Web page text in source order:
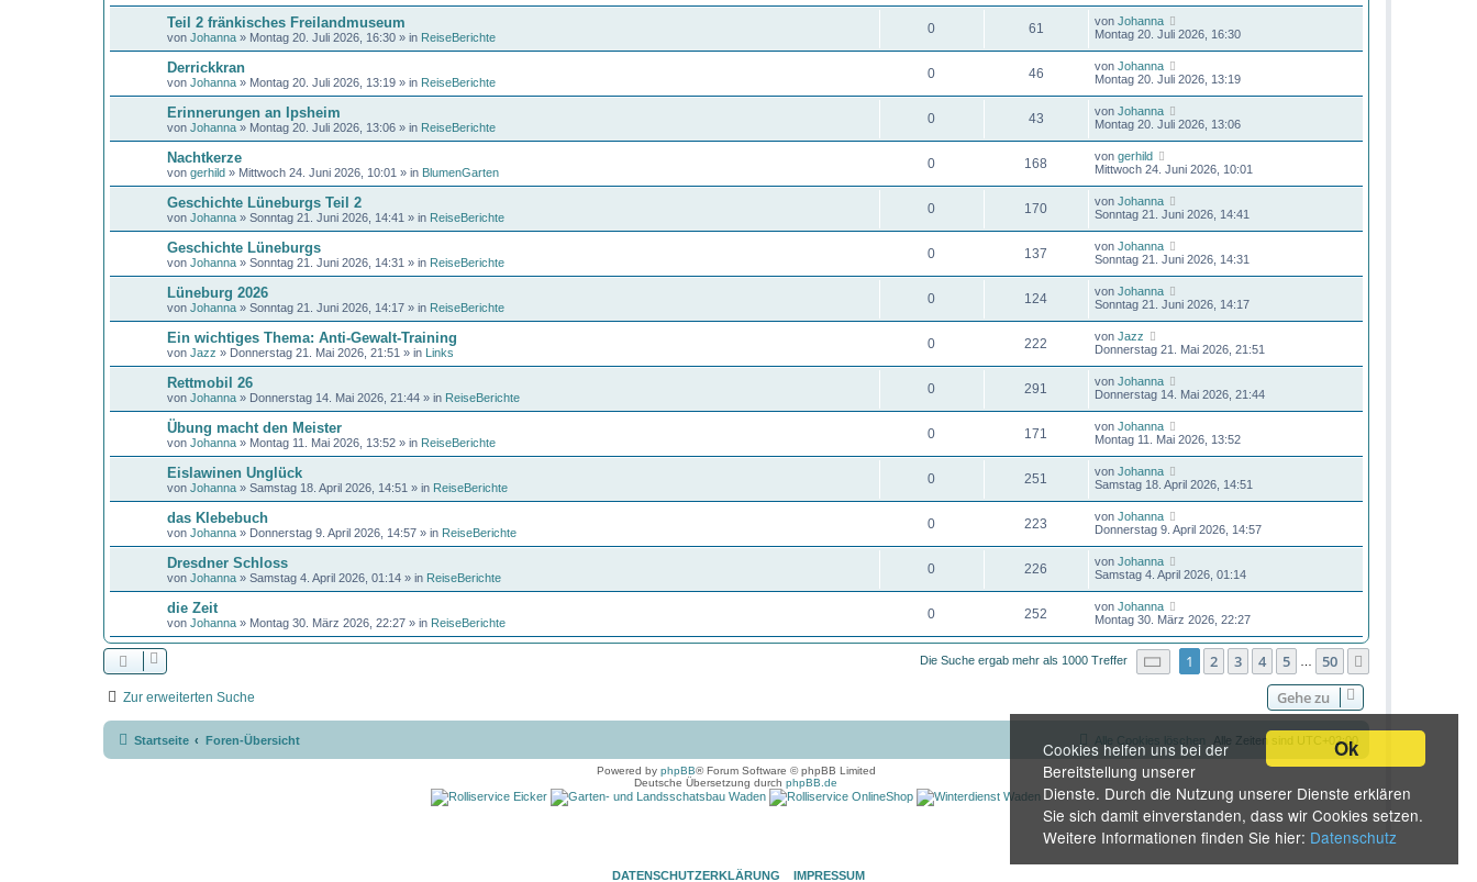
Ok
Cookies helfen uns bei der
Bereitstellung unserer
Dienste. Durch die Nutzung unserer Dienste erklären
Sie sich damit einverstanden, dass wir Cookies setzen.
Weitere Informationen finden Sie hier: Datenschutz
Teil 2 fränkisches Freilandmuseum
von Johanna» Montag 20. Juli 2026, 16:30» in ReiseBerichte
0 61 von Johanna
Montag 20. Juli 2026, 16:30
Derrickkran
von Johanna» Montag 20. Juli 2026, 13:19» in ReiseBerichte
0 46 von Johanna
Montag 20. Juli 2026, 13:19
Erinnerungen an Ipsheim
von Johanna» Montag 20. Juli 2026, 13:06» in ReiseBerichte
0 43 von Johanna
Montag 20. Juli 2026, 13:06
Nachtkerze
von gerhild» Mittwoch 24. Juni 2026, 10:01 » in BlumenGarten
0 168 von gerhild
Mittwoch 24. Juni 2026, 10:01
Geschichte Lüneburgs Teil 2
von Johanna» Sonntag 21. Juni 2026, 14:41 » in ReiseBerichte
0 170 von Johanna
Sonntag 21. Juni 2026, 14:41
Geschichte Lüneburgs
von Johanna» Sonntag 21. Juni 2026, 14:31 » in ReiseBerichte
0 137 von Johanna
Sonntag 21. Juni 2026, 14:31
Lüneburg 2026
von Johanna» Sonntag 21. Juni 2026, 14:17» in ReiseBerichte
0 124 von Johanna
Sonntag 21. Juni 2026, 14:17
Ein wichtiges Thema: Anti-Gewalt-Training
von Jazz » Donnerstag 21. Mai 2026, 21:51 » in Links
0 222 von Jazz
Donnerstag 21. Mai 2026, 21:51
Rettmobil 26
von Johanna» Donnerstag 14. Mai 2026, 21:44» in ReiseBerichte
0 291 von Johanna
Donnerstag 14. Mai 2026, 21:44
Übung macht den Meister
von Johanna» Montag 11. Mai 2026, 13:52» in ReiseBerichte
0 171 von Johanna
Montag 11. Mai 2026, 13:52
Eislawinen Unglück
von Johanna» Samstag 18. April 2026, 14:51 » in ReiseBerichte
0 251 von Johanna
Samstag 18. April 2026, 14:51
das Klebebuch
von Johanna» Donnerstag 9. April 2026, 14:57» in ReiseBerichte
0 223 von Johanna
Donnerstag 9. April 2026, 14:57
Dresdner Schloss
von Johanna» Samstag 4. April 2026, 01:14» in ReiseBerichte
0 226 von Johanna
Samstag 4. April 2026, 01:14
die Zeit
von Johanna» Montag 30. März 2026, 22:27» in ReiseBerichte
0 252 von Johanna
Montag 30. März 2026, 22:27
Die Suche ergab mehr als 1000 Treffer Seite von50
1 2 3 4 5 50
Zur erweiterten Suche Gehe zu
Startseite Foren-Übersicht Alle Zeiten sind UTC+02:00
Alle Cookies löschen
Powered by phpBB® Forum Software © phpBB Limited
Deutsche Übersetzung durch phpBB.de
DATENSCHUTZERKLÄRUNG IMPRESSUM